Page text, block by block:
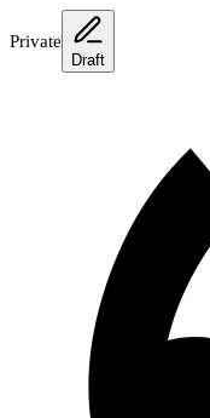
Private
Draft